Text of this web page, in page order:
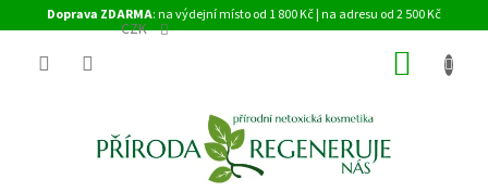
na
Doprava ZDARMA: na výdejní místo od 1 800 Kč | na adresu od 2 500 Kč
CZK